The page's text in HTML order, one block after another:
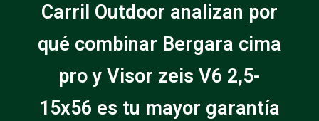
Carril Outdoor analizan por
qué combinar Bergara cima
pro y Visor zeis V6 2,5-
15x56 es tu mayor garantía